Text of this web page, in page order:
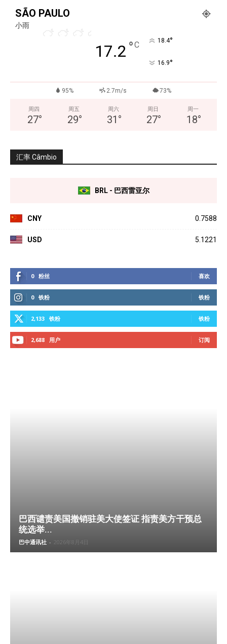
SÃO PAULO
小雨
17.2 °C 18.4°
16.9°
95% 2.7m/s 73%
周四
27°
周五
29°
周六
31 °
周日
27°
周一
18°
汇率 Câmbio
BRL - 巴西雷亚尔
CNY 0.7588
USD 5.1221
0 粉丝 喜欢
0 铁粉 铁粉
2,133 铁粉 铁粉
2,688 用户 订阅
巴西谴责美国撤销驻美大使签证 指责美方干预总
统选举...
巴中通讯社 - 2026年8月4日